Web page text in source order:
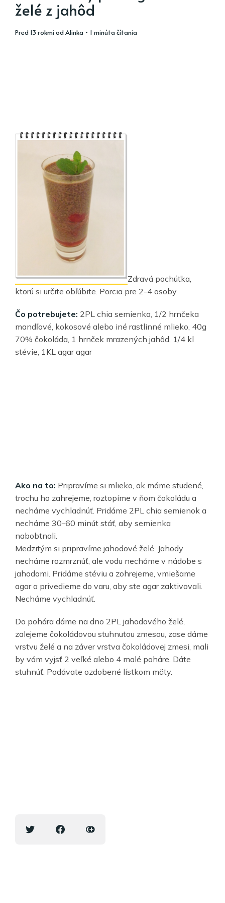
želé z jahôd
pred 13 rokmiodAlinka • 1 minúta čítania
Zdravá pochúťka,
ktorú si určite obľúbite. Porcia pre 2-4 osoby
Čo potrebujete: 2PL chia semienka, 1/2 hrnčeka
mandľové, kokosové alebo iné rastlinné mlieko, 40g
70% čokoláda, 1 hrnček mrazených jahôd, 1/4 kl
stévie, 1KL agar agar
Ako na to: Pripravíme si mlieko, ak máme studené,
trochu ho zahrejeme, roztopíme v ňom čokoládu a
necháme vychladnúť. Pridáme 2PL chia semienok a
necháme 30-60 minút stáť, aby semienka
nabobtnali.
Medzitým si pripravíme jahodové želé. Jahody
necháme rozmrznúť, ale vodu necháme v nádobe s
jahodami. Pridáme stéviu a zohrejeme, vmiešame
agar a privedieme do varu, aby ste agar zaktivovali.
Necháme vychladnúť.
Do pohára dáme na dno 2PL jahodového želé,
zalejeme čokoládovou stuhnutou zmesou, zase dáme
vrstvu želé a na záver vrstva čokoládovej zmesi, mali
by vám vyjsť 2 veľké alebo 4 malé poháre. Dáte
stuhnúť. Podávate ozdobené lístkom mäty.